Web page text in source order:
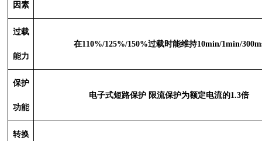
因素
过载
能力
在110%/125%/150%过载时能维持10min/1min/
保护
功能
电子式短路保护限流保护为额定电流的1.3倍
转换